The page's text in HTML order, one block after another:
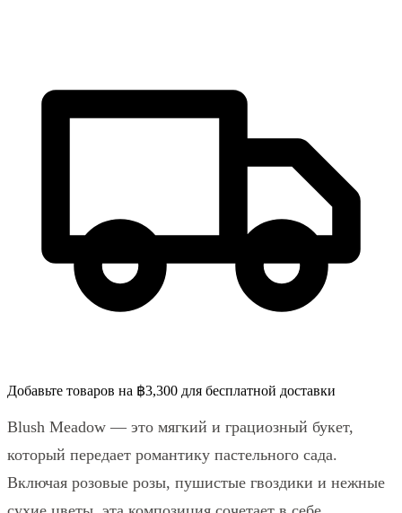
Добавьте товаров на ฿3,300 для бесплатной доставки
Blush Meadow — это мягкий и грациозный букет,
который передает романтику пастельного сада.
Включая розовые розы, пушистые гвоздики и нежные